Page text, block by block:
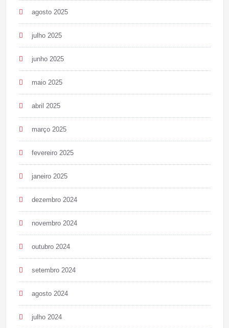
agosto 2025
julho 2025
junho 2025
maio 2025
abril 2025
março 2025
fevereiro 2025
janeiro 2025
dezembro 2024
novembro 2024
outubro 2024
setembro 2024
agosto 2024
julho 2024